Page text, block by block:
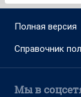
Полная версия
Справочник
Мы в